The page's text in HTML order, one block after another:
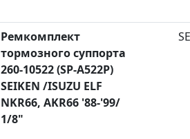
Ремкомплект
тормозного суппорта
260-10522 (SP-A522P)
SEIKEN /ISUZU ELF
NKR66, AKR66 '88-'99/
1/8"